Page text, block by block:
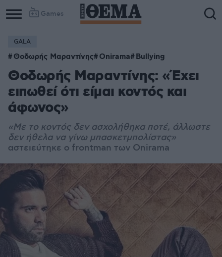
Games
GALA
Θοδωρής Μαραντίνης Onirama Bullying
Θοδωρής Μαραντίνης: «Έχει
ειπωθεί ότι είμαι κοντός και
άφωνος»
«Με το κοντός δεν ασχολήθηκα ποτέ, άλλωστε
δεν ήθελα να γίνω μπασκετμπολίστας»
αστειεύτηκε ο frontman των Onirama